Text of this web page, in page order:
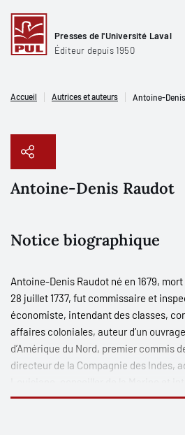
Presses de l'Université Laval
Éditeur depuis 1950
Accueil Autrices et auteurs Antoine-
Antoine-Denis Raudot
Notice biographique
Antoine-Denis Raudot né en 1679, mort
28 juillet 1737, fut commissaire et
économiste, intendant des classes,
affaires coloniales, auteur d’un
d’Amérique du Nord, premier commis
directeur de la Compagnie des Indes,
France de 1705 à 1710. Il fut l’ami des